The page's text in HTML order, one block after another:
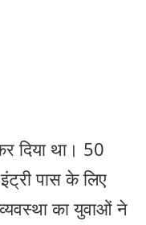
दिया था। 50
पास के लिए
का युवाओं ने